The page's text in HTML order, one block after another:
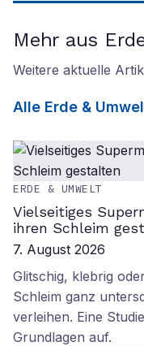
Mehr aus
Weitere aktuelle
Alle Erde &
ERDE & UMWELT
Vielseitiges
ihren Schleim
7. August 2026
Glitschig, klebrig
Schleim ganz
verleihen. Eine
Grundlagen auf.